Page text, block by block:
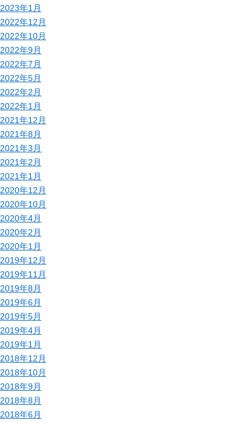
2023年1月
2022年12月
2022年10月
2022年9月
2022年7月
2022年5月
2022年2月
2022年1月
2021年12月
2021年8月
2021年3月
2021年2月
2021年1月
2020年12月
2020年10月
2020年4月
2020年2月
2020年1月
2019年12月
2019年11月
2019年8月
2019年6月
2019年5月
2019年4月
2019年1月
2018年12月
2018年10月
2018年9月
2018年8月
2018年6月